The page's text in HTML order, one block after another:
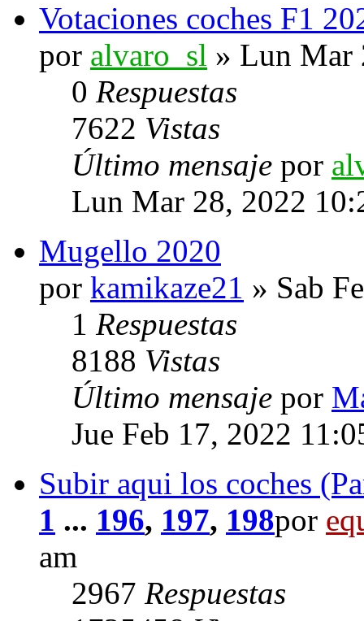
Votaciones coches F1
por alvaro_sl » Lun Mar
0 Respuestas
7622 Vistas
Último mensaje por
Lun Mar 28, 2022
Mugello 2020
por kamikaze21 » Sab
1 Respuestas
8188 Vistas
Último mensaje por
Jue Feb 17, 2022
Subir aqui los coches
1 ... 196, 197, 198por
am
2967 Respuestas